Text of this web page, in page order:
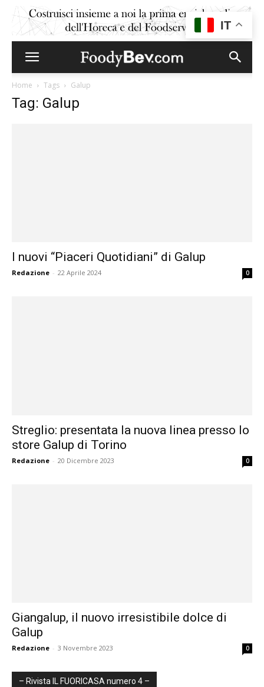
Home Tags Galup
Tag: Galup
I nuovi “Piaceri Quotidiani” di Galup
Redazione - 22 Aprile 2024 0
Streglio: presentata la nuova linea presso lo
store Galup di Torino
Redazione - 20 Dicembre 2023 0
Giangalup, il nuovo irresistibile dolce di
Galup
Redazione - 3 Novembre 2023 0
– Rivista IL FUORICASA numero 4 –
IT